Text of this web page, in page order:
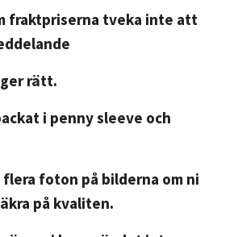
fraktpriserna tveka inte att
rätt.
i penny sleeve och
flera foton på bilderna om ni
på kvaliten.